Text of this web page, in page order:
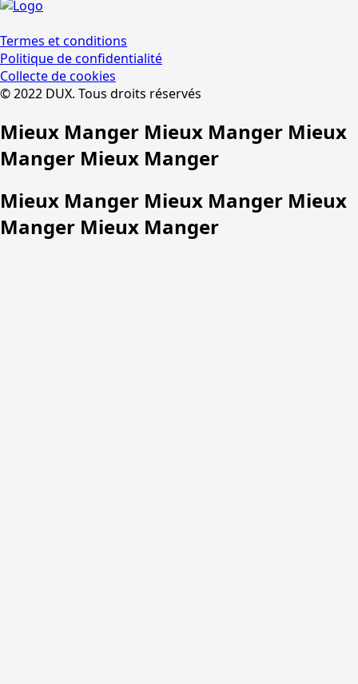
Termes et conditions
Politique de confidentialité
Collecte de cookies
© 2022 DUX. Tous droits réservés
Mieux Manger Mieux Manger Mieux
Manger Mieux Manger
Mieux Manger Mieux Manger Mieux
Manger Mieux Manger